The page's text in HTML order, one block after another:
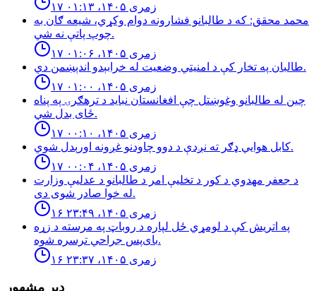
۱۷ زمری ۱۴۰۵، ۰۱:۱۳
محمد محقق: كه د طالبانو فشارونه دوام وكړي، شيعه ګان به
چوپ پاتې نه شي.
۱۷ زمری ۱۴۰۵، ۰۱:۰۶
طالبان په تخار کې د امنيتي وضعيت له خرابېدو اندېښمن دي.
۱۷ زمری ۱۴۰۵، ۰۱:۰۰
چین له طالبانو وغوښتل چې افغانستان نباید د ترهګرۍ په پناه
ځای بدل شي.
۱۷ زمری ۱۴۰۵، ۰۰:۱۰
كابل هوايي ډګر ته نږدې د دوو چاودنو غږونه اورېدل شوي.
۱۷ زمری ۱۴۰۵، ۰۰:۰۴
د جعفر مهدوي د کور د تخلیې امر د طالبانو د عدلیې وزارت
له خوا صادر شوی دی.
۱۶ زمری ۱۴۰۵، ۲۳:۴۹
په اتریش کې د لومړي ځل لپاره د روباټ په مرسته د زړه
بای‌پس جراحي ترسره شوه.
۱۶ زمری ۱۴۰۵، ۲۳:۳۷
ډېر مشهور